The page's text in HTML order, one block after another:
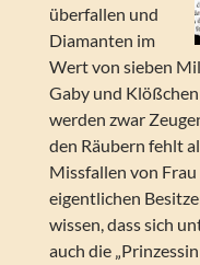
überfallen und
Diamanten im
Wert von sieben
Gaby und Klößchen
werden zwar
den Räubern fehlt
Missfallen von
eigentlichen
wissen, dass sich
auch die